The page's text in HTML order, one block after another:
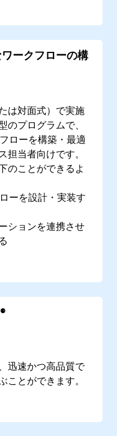
な自動化技術の習
ークフローの構
は対面式）で実施
プログラムで、
ローを構築・最適
当者向けです。
のことができるよ
ーを設計・実装す
ションを連携させ
ークフローの自動
迅速かつ高品質で
とができます。